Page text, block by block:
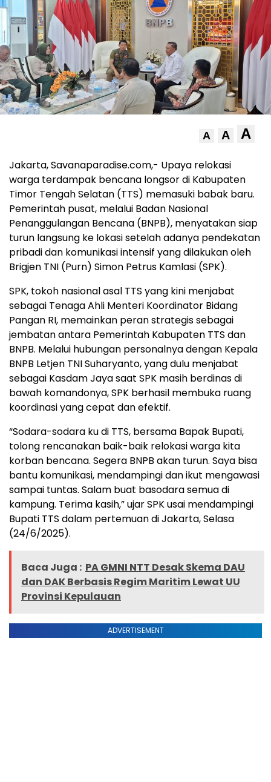
A A A
Jakarta, Savanaparadise.com,- Upaya relokasi
warga terdampak bencana longsor di Kabupaten
Timor Tengah Selatan (TTS) memasuki babak baru.
Pemerintah pusat, melalui Badan Nasional
Penanggulangan Bencana (BNPB), menyatakan siap
turun langsung ke lokasi setelah adanya pendekatan
pribadi dan komunikasi intensif yang dilakukan oleh
Brigjen TNI (Purn) Simon Petrus Kamlasi (SPK).
SPK, tokoh nasional asal TTS yang kini menjabat
sebagai Tenaga Ahli Menteri Koordinator Bidang
Pangan RI, memainkan peran strategis sebagai
jembatan antara Pemerintah Kabupaten TTS dan
BNPB. Melalui hubungan personalnya dengan Kepala
BNPB Letjen TNI Suharyanto, yang dulu menjabat
sebagai Kasdam Jaya saat SPK masih berdinas di
bawah komandonya, SPK berhasil membuka ruang
koordinasi yang cepat dan efektif.
“Sodara-sodara ku di TTS, bersama Bapak Bupati,
tolong rencanakan baik-baik relokasi warga kita
korban bencana. Segera BNPB akan turun. Saya bisa
bantu komunikasi, mendampingi dan ikut mengawasi
sampai tuntas. Salam buat basodara semua di
kampung. Terima kasih,” ujar SPK usai mendampingi
Bupati TTS dalam pertemuan di Jakarta, Selasa
(24/6/2025).
Baca Juga : PA GMNI NTT Desak Skema DAU
dan DAK Berbasis Regim Maritim Lewat UU
Provinsi Kepulauan
ADVERTISEMENT